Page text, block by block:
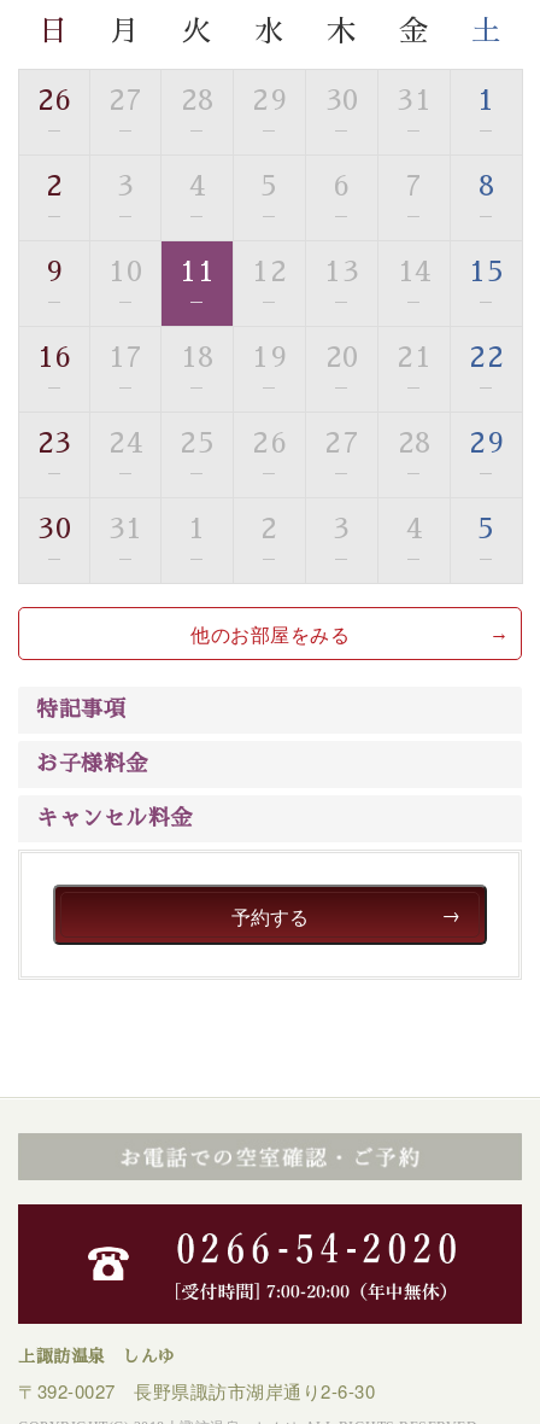
【温泉】
の効果が高い、極めて希有な源泉です。身も心も癒され
■お座敷風呂（大浴場）
温泉の成分に合わせ、防菌防カビの特殊素材の畳を使
用。 足元が柔らかく、そして滑りにくい畳のお風呂で
す。
※男性大浴場までのご移動には階段がございます。 予め
ご了承のほどお願いいたします。
■貸切温泉風呂 （40分2000円）
む貸切温泉風呂です。ゆったりといやされるプライベー
トな空間をお愉しみください。
【旅】
豊富な知識を持ったドライバー兼ガイドが諏訪大社をご
案内します。事前ご予約制ですので、ご利用ご希望の方
は【3日前まで】にお電話ください。
※交通規制などにより運行できない日がございます
※年末年始及び御柱祭前後は運行しておりません
神秘なる諏訪湖に心癒される時間をお過ごしいただけま
日 月 火 水 木 金 土
26
—
27
—
28
—
29
—
30
—
31
—
1
—
2
—
3
—
4
—
5
—
6
—
7
—
8
—
9
—
10
—
11
—
12
—
13
—
14
—
15
—
16
—
17
—
18
—
19
—
20
—
21
—
22
—
23
—
24
—
25
—
26
—
27
—
28
—
29
—
30
—
31
—
1
—
2
—
3
—
4
—
5
—
他のお部屋をみる
特記事項
お子様料金
キャンセル料金
予約する
上諏訪温泉 しんゆ
〒392-0027 長野県諏訪市湖岸通り2-6-30